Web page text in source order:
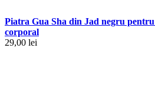
Piatra Gua Sha din Jad negru
corporal
29,00 lei